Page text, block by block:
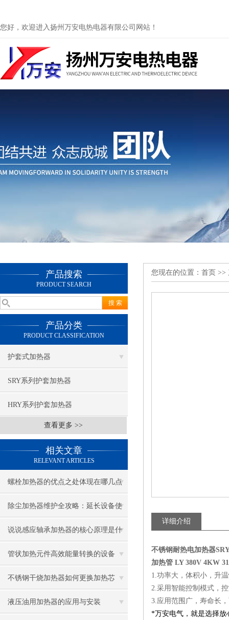
您好，欢迎进入扬州万安电热电器有限公司网站！
产品搜索
PRODUCT SEARCH
产品分类
PRODUCT CLASSIFICATION
护套式加热器
SRY系列护套加热器
HRY系列护套加热器
查看更多 >>
相关文章
RELEVANT ARTICLES
螺栓加热器的优点之处体现在哪几点
除尘加热器维护全攻略：延长设备使
用寿命
说说感应轴承加热器的核心原理是什
么呢
管状加热元件高效能量转换的设备
不锈钢干烧加热器如何更换加热芯
液压油用加热器的应用与安装
您现在的位置： 首页 >>
详细介绍
不锈钢耐热电加热器
加热管 LY 380V 4KW
1.功率大，体积小，升
2.采用智能控制模式，
3.应用范围广，寿命长
*万安电气，就是选择放